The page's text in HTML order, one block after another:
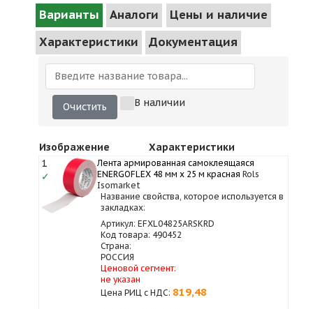
Варианты Аналоги
Цены и наличие
Характеристики
Документация
Очистить В наличии
Изображение
Характеристики
1
✓
Лента армированная самоклеящаяся
ENERGOFLEX 48 мм х 25 м красная Rols
Isomarket
Название свойства, которое используется в
закладках:
Артикул: EFXL04825ARSKRD
Код товара: 490452
Страна:
РОССИЯ
Ценовой сегмент:
не указан
Цена РИЦ с НДС: 819,48